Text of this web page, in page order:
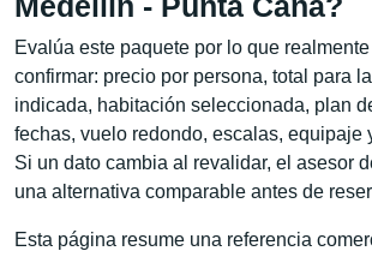
Evalúa este paquete por lo que
confirmar: precio por persona, total para
indicada, habitación seleccionada, plan
fechas, vuelo redondo, escalas, equipaje
Si un dato cambia al revalidar, el asesor
una alternativa comparable antes de
Esta página resume una referencia